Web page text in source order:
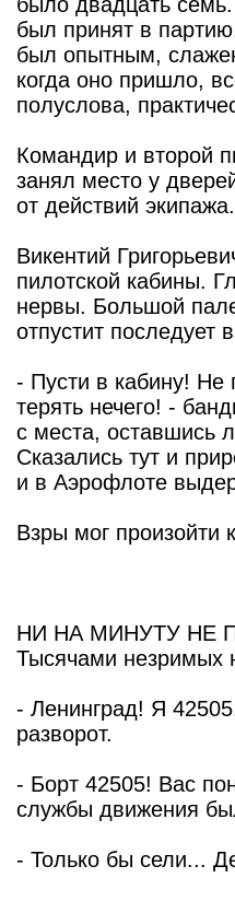
был принят в
был опытным,
когда оно пришло,
полуслова,
Командир и второй
занял место у
от действий экипажа.
Викентий
пилотской кабины.
нервы. Большой
отпустит последует
- Пусти в кабину! Не
терять нечего! -
с места, оставшись
Сказались тут и
и в Аэрофлоте
Взры мог произойти
НИ НА МИНУТУ НЕ
Тысячами незримых
- Ленинград! Я
разворот.
- Борт 42505! Вас
службы движения
- Только бы сели...